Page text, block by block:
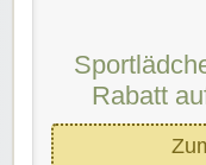
Rabatt